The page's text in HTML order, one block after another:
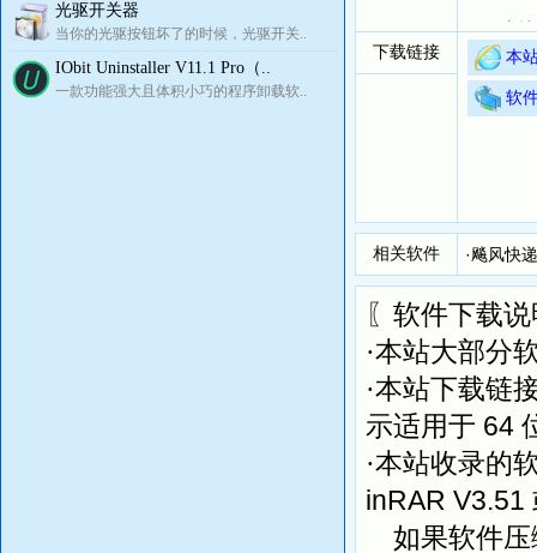
光驱开关器
当你的光驱按钮坏了的时候，光驱开关..
IObit Uninstaller V11.1 Pro（..
一款功能强大且体积小巧的程序卸载软..
支持打
支持断
支持外
支持电
验证口
支持局
支持分
支持打
支持
应用
批量打
批量打
批量打
下载链接 本
软
相关软件 · 飚风快
〖软件下载
·本站大部分
·本站下载链
示适用于 64
·本站收录的
inRAR V3.51
如果软件压